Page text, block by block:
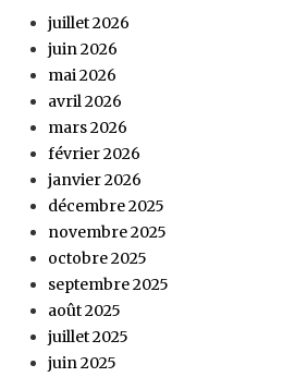
juillet 2026
juin 2026
mai 2026
avril 2026
mars 2026
février 2026
janvier 2026
décembre 2025
novembre 2025
octobre 2025
septembre 2025
août 2025
juillet 2025
juin 2025